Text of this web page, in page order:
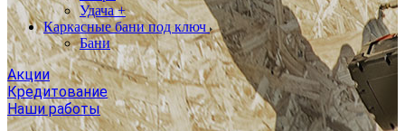
Удача +
Каркасные бани под ключ
Бани
Акции
Кредитование
Наши работы